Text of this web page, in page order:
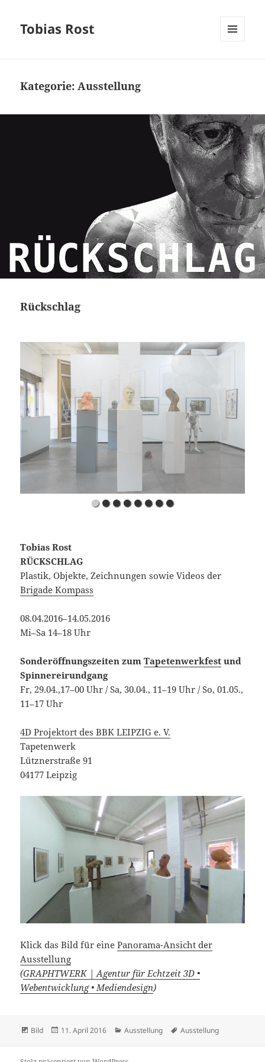
Tobias Rost
Kategorie:Ausstellung
Rückschlag
Tobias Rost
RÜCKSCHLAG
Plastik, Objekte, Zeichnungen sowie Videos der
Brigade Kompass
08.04.2016–14.05.2016
Mi–Sa 14–18 Uhr
Sonderöffnungszeiten zumTapetenwerkfest und
Spinnereirundgang
Fr, 29.04.,17–00 Uhr / Sa, 30.04., 11–19 Uhr / So, 01.05.,
11–17 Uhr
4D Projektort des BBK LEIPZIG e. V.
Tapetenwerk
Lütznerstraße 91
04177 Leipzig
Klick das Bild für einePanorama-Ansicht der
Ausstellung
(GRAPHTWERK | Agentur für Echtzeit 3D •
Webentwicklung • Mediendesign)
Format
Bild
Veröffentlicht
11. April 2016 Kategorien
Ausstellung Schlagwörter
Ausstellung